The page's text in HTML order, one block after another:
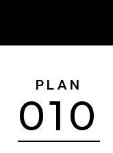
PLAN
010